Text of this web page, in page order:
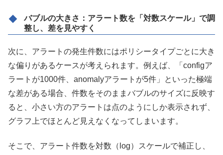
バブルの大きさ ：アラート数を「対数スケール」で調
整し、差を見やすく
次に、アラートの発生件数にはポリシータイプごとに大き
な偏りがあるケースが考えられます。例えば、「configア
ラートが1000件、anomalyアラートが5件」といった極端
な差がある場合、件数をそのままバブルのサイズに反映す
ると、小さい方のアラートは点のようにしか表示されず、
グラフ上でほとんど見えなくなってしまいます。
そこで、アラート件数を対数（log）スケールで補正し、